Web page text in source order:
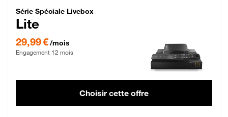
Série Spéciale Livebox Lite Fibre
Série Spéciale Livebox
Lite
29,99 €/mois
Engagement 12 mois
Choisir cette offre